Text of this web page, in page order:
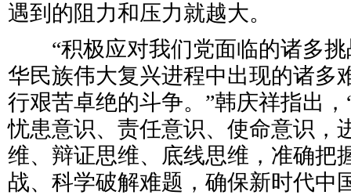
遇到的阻力和压力就越大。
“积极应对我们党面临的诸多挑
华民族伟大复兴进程中出现的诸多
行艰苦卓绝的斗争。”韩庆祥指出
忧患意识、责任意识、使命意识，
维、辩证思维、底线思维，准确把
战、科学破解难题，确保新时代中